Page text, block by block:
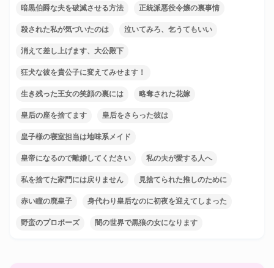
暗黒伯爵な夫を破滅させる方法 正統派悪役令嬢の裏事情
殺された私が気づいたのは 泣いてみろ、乞うてもいい
消えて差し上げます、大公殿下
狂犬な彼を貴公子に変えてみせます！
生き残った王女の笑顔の裏には 略奪された花嫁
皇后の座を捨てます 皇后をさらった彼は
皇子様の寝室担当は地味系メイド
皇帝になるので離婚してください 私の夫が愛する人へ
私を捨てた家門には戻りません 見捨てられた推しのために
赤い瞳の廃皇子 身代わり皇后なのに初夜を迎えてしまった
野蛮のプロポーズ 闇の世界で黒狼の女になります